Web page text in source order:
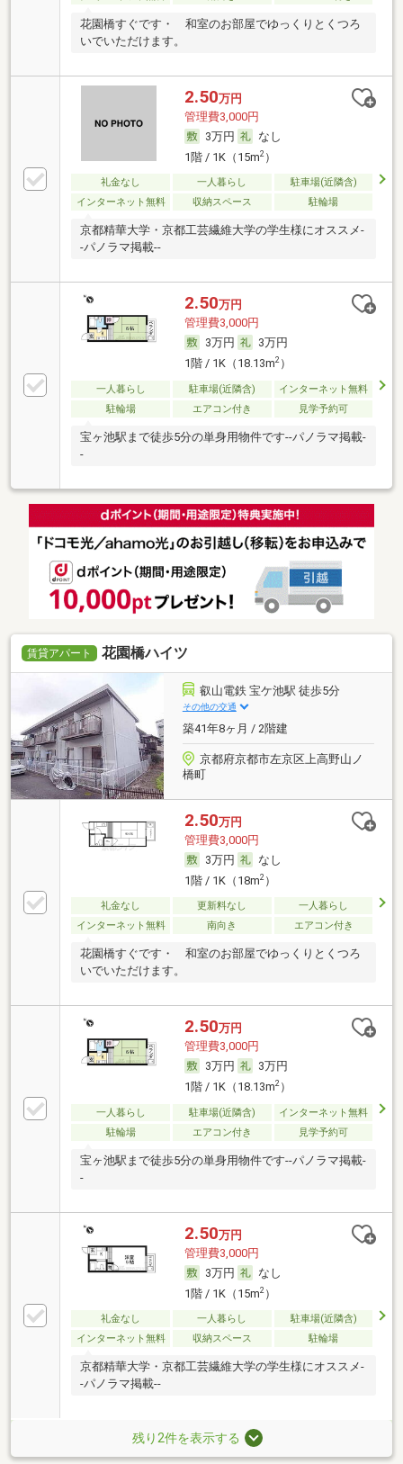
花園橋すぐです・ 和室のお部屋でゆっくりとくつろ
いでいただけます。
2.50万円
管理費3,000円
3万円
なし
1階 / 1K（15m2）
礼金なし 一人暮らし
駐車場(近隣含)
インターネット無料
収納スペース 駐輪場
京都精華大学・京都工芸繊維大学の学生様にオススメ-
-パノラマ掲載--
2.50万円
管理費3,000円
3万円
3万円
1階 / 1K（18.13m2）
一人暮らし 駐車場(近隣含)
インターネット無料
駐輪場
エアコン付き 見学予約可
宝ヶ池駅まで徒歩5分の単身用物件です--パノラマ掲載-
-
賃貸アパート 花園橋ハイツ
叡山電鉄 宝ケ池駅 徒歩5分
その他の交通
築41年8ヶ月 / 2階建
京都府京都市左京区上高野山ノ
橋町
2.50万円
管理費3,000円
3万円
なし
1階 / 1K（18m2）
礼金なし 更新料なし
一人暮らし
インターネット無料
南向き エアコン付き
花園橋すぐです・ 和室のお部屋でゆっくりとくつろ
いでいただけます。
2.50万円
管理費3,000円
3万円
3万円
1階 / 1K（18.13m2）
一人暮らし 駐車場(近隣含)
インターネット無料
駐輪場
エアコン付き 見学予約可
宝ヶ池駅まで徒歩5分の単身用物件です--パノラマ掲載-
-
2.50万円
管理費3,000円
3万円
なし
1階 / 1K（15m2）
礼金なし 一人暮らし
駐車場(近隣含)
インターネット無料
収納スペース 駐輪場
京都精華大学・京都工芸繊維大学の学生様にオススメ-
-パノラマ掲載--
残り2件を表示する